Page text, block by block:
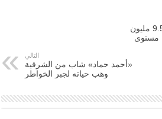
متحدث الكهرباء: ركبنا 9.5 مليون
مستوى
التالي
«أحمد حماد» شاب من الشرقية
وهب حياته لجبر الخواطر